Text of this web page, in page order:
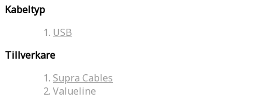
Kabeltyp
USB
Tillverkare
Supra Cables
Valueline